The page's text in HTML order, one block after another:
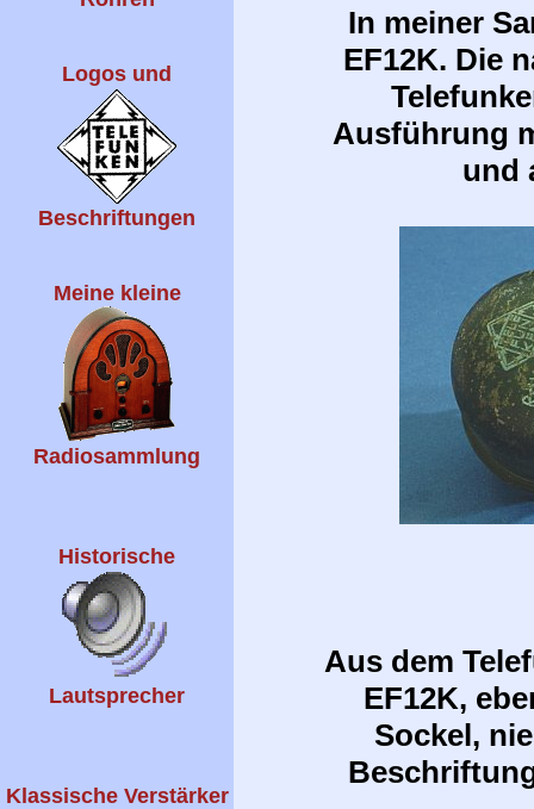
Logos und
Beschriftungen
Meine kleine
Radiosammlung
Historische
Lautsprecher
Klassische Verstärker
In meiner
EF12K. Die
Ausführung
und
Aus dem
EF12K,
Sockel,